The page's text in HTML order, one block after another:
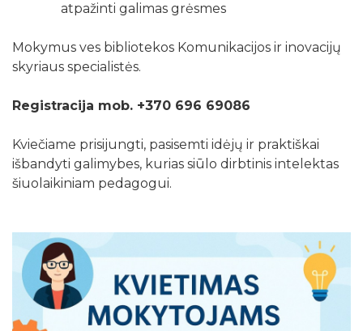
atpažinti galimas grėsmes
Mokymus ves bibliotekos Komunikacijos ir inovacijų
skyriaus specialistės.
Registracija mob. +370 696 69086
Kviečiame prisijungti, pasisemti idėjų ir praktiškai
išbandyti galimybes, kurias siūlo dirbtinis intelektas
šiuolaikiniam pedagogui.